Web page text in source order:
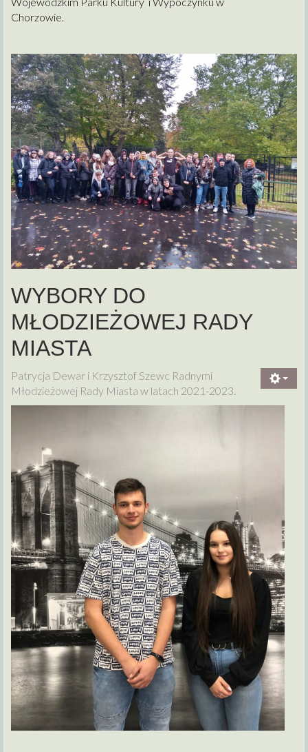
Chorzowie.
WYBORY DO
MŁODZIEŻOWEJ RADY
MIASTA
Patrycja Dewar i Krzysztof Szewc Radnymi
Młodzieżowej Rady Miasta w latach 2021-2023.